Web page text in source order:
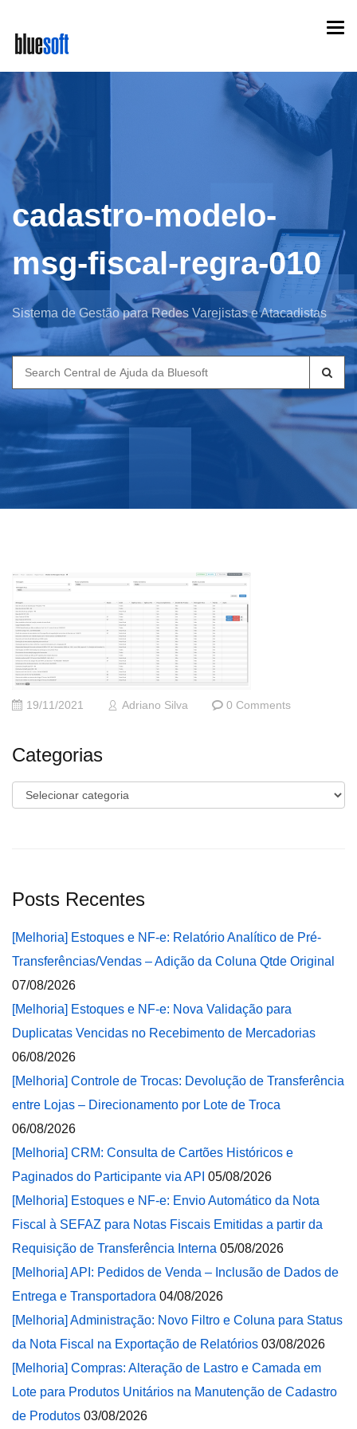
main
content
cadastro-modelo-
msg-fiscal-regra-010
Sistema de Gestão para Redes Varejistas e Atacadistas
Search
for:
19/11/2021 Adriano Silva 0 Comments
Categorias
Categorias
Posts Recentes
[Melhoria] Estoques e NF-e: Relatório Analítico de Pré-
Transferências/Vendas – Adição da Coluna Qtde Original
07/08/2026
[Melhoria] Estoques e NF-e: Nova Validação para
Duplicatas Vencidas no Recebimento de Mercadorias
06/08/2026
[Melhoria] Controle de Trocas: Devolução de Transferência
entre Lojas – Direcionamento por Lote de Troca
06/08/2026
[Melhoria] CRM: Consulta de Cartões Históricos e
Paginados do Participante via API 05/08/2026
[Melhoria] Estoques e NF-e: Envio Automático da Nota
Fiscal à SEFAZ para Notas Fiscais Emitidas a partir da
Requisição de Transferência Interna 05/08/2026
[Melhoria] API: Pedidos de Venda – Inclusão de Dados de
Entrega e Transportadora 04/08/2026
[Melhoria] Administração: Novo Filtro e Coluna para Status
da Nota Fiscal na Exportação de Relatórios 03/08/2026
[Melhoria] Compras: Alteração de Lastro e Camada em
Lote para Produtos Unitários na Manutenção de Cadastro
de Produtos 03/08/2026